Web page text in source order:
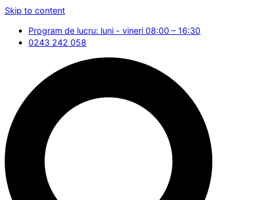
Skip to content
Program de lucru: luni - vineri 08:00 – 16:30
0243 242 058